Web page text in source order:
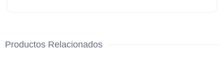
Productos Relacionados